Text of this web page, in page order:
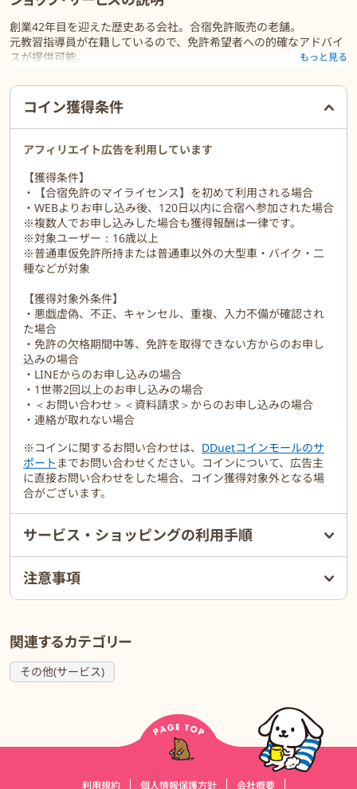
創業42年目を迎えた歴史ある会社。合宿免許販売の老舗。
元教習指導員が在籍しているので、免許希望者への的確なアドバイ
スが提供可能。
ートします！
合宿入校21日前まではキャンセル料が無料！だから早く予約しても
安心。
もっと見る
ご利用前に必ずお読みください
コイン獲得条件
アフィリエイト広告を利用しています
【獲得条件】
・【合宿免許のマイライセンス】を初めて利用される場合
・WEBよりお申し込み後、120日以内に合宿へ参加された場合
※複数人でお申し込みした場合も獲得報酬は一律です。
※対象ユーザー：16歳以上
※普通車仮免許所持または普通車以外の大型車・バイク・二
種などが対象
【獲得対象外条件】
・悪戯虚偽、不正、キャンセル、重複、入力不備が確認され
た場合
・免許の欠格期間中等、免許を取得できない方からのお申し
込みの場合
・LINEからのお申し込みの場合
・1世帯2回以上のお申し込みの場合
・＜お問い合わせ＞＜資料請求＞からのお申し込みの場合
・連絡が取れない場合
※コインに関するお問い合わせは、 DDuetコインモールのサ
ポート までお問い合わせください。コインについて、広告主
に直接お問い合わせをした場合、コイン獲得対象外となる場
合がございます。
サービス・ショッピングの利用手順
注意事項
関連するカテゴリー
その他(サービス)
利用規約 個人情報保護方針 会社概要